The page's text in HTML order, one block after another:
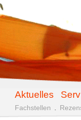
Aktuelles
Fachstellen